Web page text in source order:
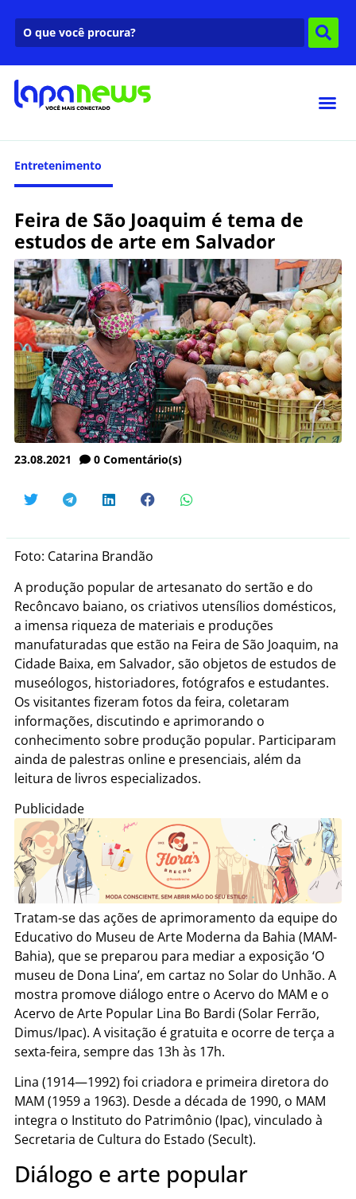
Entretenimento
Feira de São Joaquim é tema de
estudos de arte em Salvador
23.08.2021 0 Comentário(s)
Foto: Catarina Brandão
A produção popular de artesanato do sertão e do
Recôncavo baiano, os criativos utensílios domésticos,
a imensa riqueza de materiais e produções
manufaturadas que estão na Feira de São Joaquim, na
Cidade Baixa, em Salvador, são objetos de estudos de
museólogos, historiadores, fotógrafos e estudantes.
Os visitantes fizeram fotos da feira, coletaram
informações, discutindo e aprimorando o
conhecimento sobre produção popular. Participaram
ainda de palestras online e presenciais, além da
leitura de livros especializados.
Publicidade
Tratam-se das ações de aprimoramento da equipe do
Educativo do Museu de Arte Moderna da Bahia (MAM-
Bahia), que se preparou para mediar a exposição ‘O
museu de Dona Lina’, em cartaz no Solar do Unhão. A
mostra promove diálogo entre o Acervo do MAM e o
Acervo de Arte Popular Lina Bo Bardi (Solar Ferrão,
Dimus/Ipac). A visitação é gratuita e ocorre de terça a
sexta-feira, sempre das 13h às 17h.
Lina (1914—1992) foi criadora e primeira diretora do
MAM (1959 a 1963). Desde a década de 1990, o MAM
integra o Instituto do Patrimônio (Ipac), vinculado à
Secretaria de Cultura do Estado (Secult).
Diálogo e arte popular